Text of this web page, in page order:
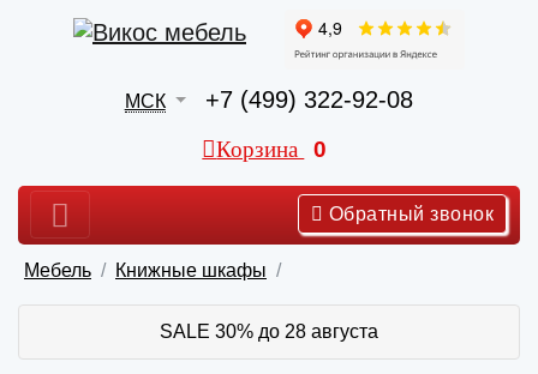
МСК +7 (499) 322-92-08
Корзина 0
Обратный звонок
Мебель Книжные шкафы
SALE 30% до 28 августа